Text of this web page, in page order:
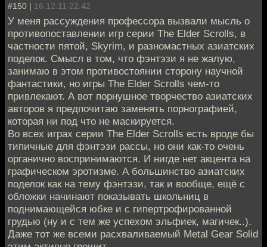
#150 | 16.12.11 22:42
У меня рассуждения профессора вызвали мысль о
противопоставлении игр серии The Elder Scrolls, в
частности пятой, Skyrim, и разномастных азиатских
поделок. Смысл в том, что фэнтэзи я не жалую,
занимаю в этом противостоянии сторону научной
фантастики, но игры The Elder Scrolls чем-то
привлекают. А вот порнушное творчество азиатских
авторов я предпочитаю заменять порнографией,
которая ни под что не маскируется.
Во всех играх серии The Elder Scrolls есть вроде бы
типичные для фэнтэзи рассы, но они как-то очень
органично воспринимаются. И нигде нет акцента на
графическом эротизме. А большинство азиатских
поделок как на тему фэнтэзи, так и вообще, ещё с
обложки начинают показывать школьниц в
поднимающейся юбке и с гипертрофированной
грудью (ну и с тем же успехом эльфиек, магичек..).
Даже тот же всеми расхваливаемый Metal Gear Solid